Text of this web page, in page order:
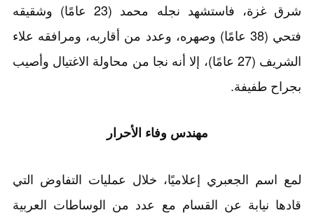
شرق غزة، فاستشهد نجله محمد (23 عامًا) وشقيقه
فتحي (38 عامًا) وصهره، وعدد من أقاربه، ومرافقه علاء
الشريف (27 عامًا)، إلا أنه نجا من محاولة الاغتيال وأصيب
بجراح طفيفة.
مهندس وفاء الأحرار
لمع اسم الجعبري إعلاميًا، خلال عمليات التفاوض التي
قادها نيابة عن القسام مع عدد من الوساطات العربية